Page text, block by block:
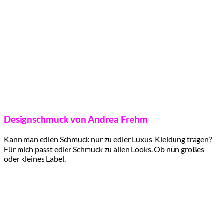
Designschmuck von Andrea Frehm
Kann man edlen Schmuck nur zu edler Luxus-Kleidung tragen?
Für mich passt edler Schmuck zu allen Looks. Ob nun großes
oder kleines Label.